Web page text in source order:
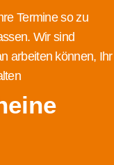
Termine so zu
Wir sind
arbeiten können, Ihr